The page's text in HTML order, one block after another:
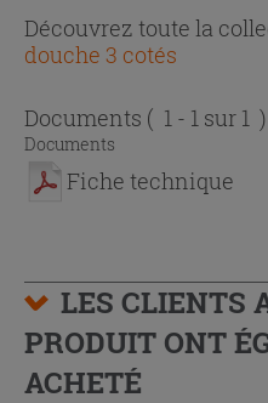
Découvrez toute la
douche 3 cotés
Documents ( 1 - 1 sur 1 )
Documents
Fiche technique
LES CLIENTS
PRODUIT ONT
ACHETÉ